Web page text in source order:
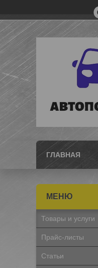
ГЛАВНАЯ
Товары и услуги
Прайс-листы
Статьи